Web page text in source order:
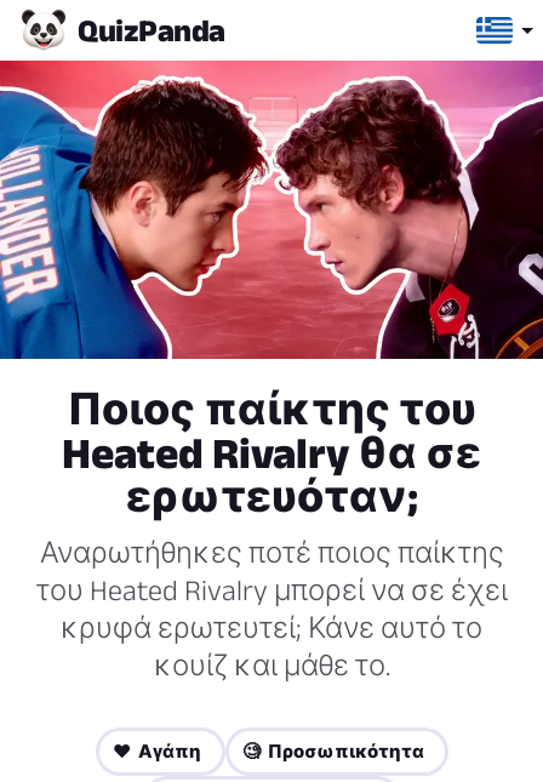
QuizPanda
Ποιος παίκτης του
Heated Rivalry θα σε
ερωτευόταν;
Αναρωτήθηκες ποτέ ποιος παίκτης
του Heated Rivalry μπορεί να σε έχει
κρυφά ερωτευτεί; Κάνε αυτό το
κουίζ και μάθε το.
❤️ Αγάπη 🧐 Προσωπικότητα